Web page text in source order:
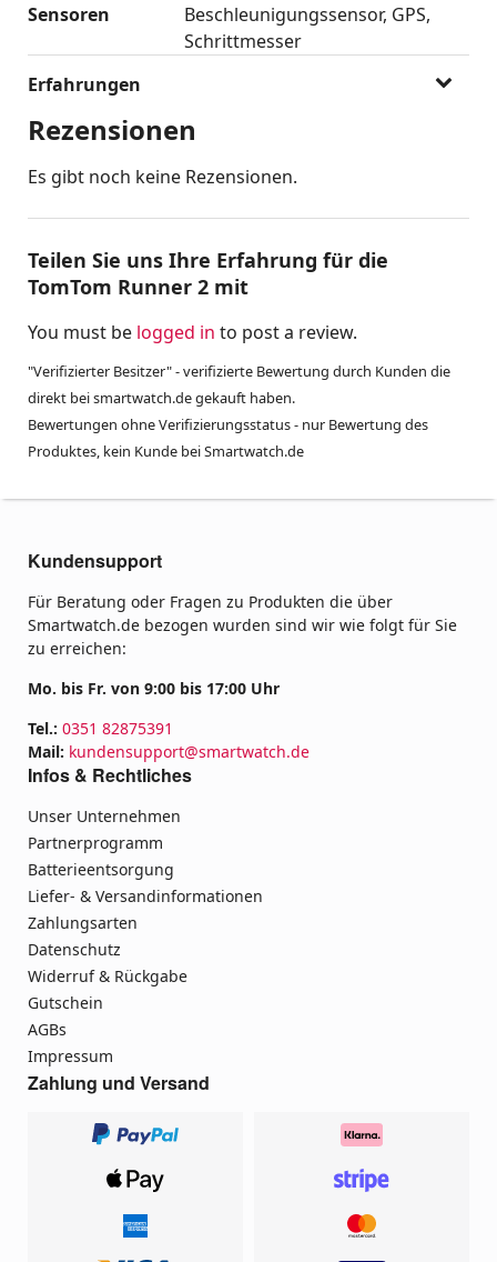
Sensoren
Beschleunigungssensor GPS
Schrittmesser
Erfahrungen
Rezensionen
Es gibt noch keine Rezensionen.
Teilen Sie uns Ihre Erfahrung für die
TomTom Runner 2 mit
You must be logged in to post a review.
"Verifizierter Besitzer" - verifizierte Bewertung durch Kunden die
direkt bei smartwatch.de gekauft haben.
Bewertungen ohne Verifizierungsstatus - nur Bewertung des
Produktes, kein Kunde bei Smartwatch.de
Kundensupport
Für Beratung oder Fragen zu Produkten die über
Smartwatch.de bezogen wurden sind wir wie folgt für Sie
zu erreichen:
Mo. bis Fr. von 9:00 bis 17:00 Uhr
Tel.: 0351 82875391
Mail: kundensupport@smartwatch.de
Infos & Rechtliches
Unser Unternehmen
Partnerprogramm
Batterieentsorgung
Liefer- & Versandinformationen
Zahlungsarten
Datenschutz
Widerruf & Rückgabe
Gutschein
AGBs
Impressum
Zahlung und Versand